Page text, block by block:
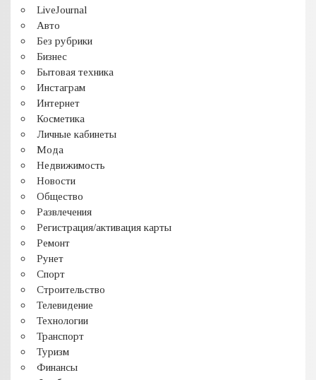
LiveJournal
Авто
Без рубрики
Бизнес
Бытовая техника
Инстаграм
Интернет
Косметика
Личные кабинеты
Мода
Недвижимость
Новости
Общество
Развлечения
Регистрация/активация карты
Ремонт
Рунет
Спорт
Строительство
Телевидение
Технологии
Транспорт
Туризм
Финансы